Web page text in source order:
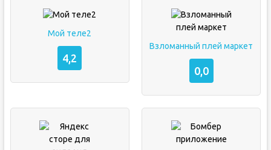
Мой теле2
4,2
Взломанный плей маркет
0,0